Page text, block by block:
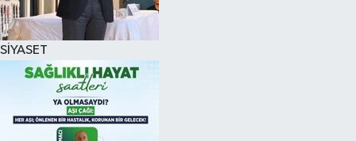
SİYASET